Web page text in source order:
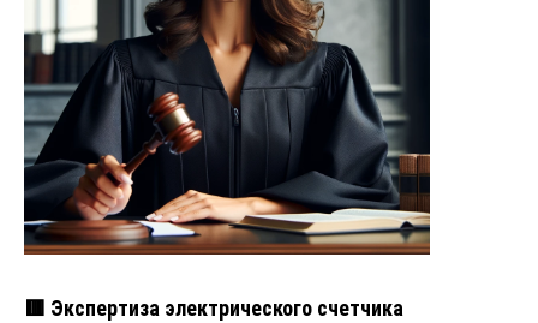
🟥 Экспертиза электрического счетчика